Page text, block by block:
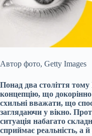
Автор фото, Getty Images
Понад два століття
концепцію, що
схильні вважати, що
заглядаючи у вікно.
ситуація набагато
сприймає реальність, а